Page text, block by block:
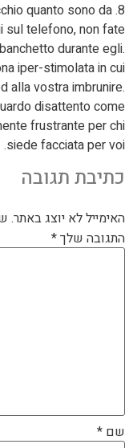
quanto sono da
sul telefono, non fate
durante egli.
iper-stimolata in cui
alla vostra imbrunire.
disattento come
frustrante per chi
siede facciata per voi.
כתיבת תגובה
האימייל לא יוצג באתר.
התגובה שלך*
שם *